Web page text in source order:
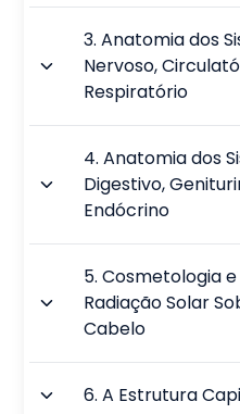
3.Anatomia dos
Nervoso,
Respiratório
4.Anatomia dos
Digestivo,
Endócrino
5.Cosmetologia
Radiação Solar
Cabelo
6.A Estrutura